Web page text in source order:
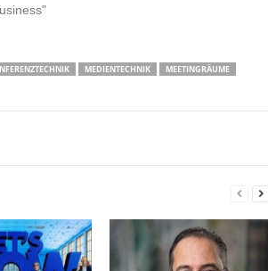
MEDIENTECHNIK
MEETINGRÄUME